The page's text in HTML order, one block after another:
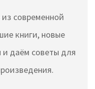
современной
книги, новые
даём советы для